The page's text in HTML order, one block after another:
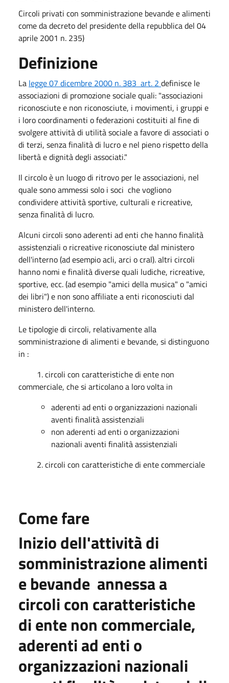
Circoli privati con somministrazione bevande e alimenti
come da decreto del presidente della repubblica del 04
aprile 2001 n. 235)​
Definizione
La legge 07 dicembre 2000 n. 383 art. 2​ ​ definisce le
associazioni di promozione sociale quali: "associazioni
riconosciute e non riconosciute, i movimenti, i gruppi e ​
i loro coordinamenti o federazioni costituiti al fine di
svolgere attività di utilità sociale a favore di associati o
di terzi, senza finalità di lucro e nel pieno rispetto della
libertà e dignità degli associati."
Il circolo è un luogo di ritrovo per le associazioni, nel
quale sono ammessi solo i soci che vogliono
condividere attività sportive, culturali e ricreative,
senza finalità di lucro.
Alcuni circoli sono aderenti ad enti che hanno finalità
assistenziali o ricreative riconosciute dal ministero
dell'interno (ad esempio acli, arci o cral). altri circoli
hanno nomi e finalità diverse quali ludiche, ricreative,
sportive, ecc. (ad esempio "amici della musica" o "amici
dei libri") e non sono affiliate a enti riconosciuti dal
ministero dell'interno.
Le tipologie di circoli, relativamente alla
somministrazione di alimenti e bevande, si distinguono
in :
1. circoli con caratteristiche di ente non
commerciale, che si articolano a loro volta in
aderenti ad enti o organizzazioni nazionali
aventi finalità assistenziali
non aderenti ad enti o organizzazioni
nazionali aventi finalità assistenziali
​ 2. circoli con caratteristiche di ente commerciale
Come fare
Inizio dell'attività di
somministrazione alimenti
e bevande annessa a
circoli con caratteristiche
di ente non commerciale,
aderenti ad enti o
organizzazioni nazionali